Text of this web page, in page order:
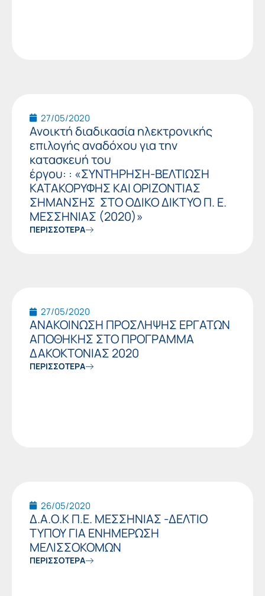
27/05/2020
Ανοικτή διαδικασία ηλεκτρονικής
επιλογής αναδόχου για την
κατασκευή του
έργου: : «ΣΥΝΤΗΡΗΣΗ-ΒΕΛΤΙΩΣΗ
ΚΑΤΑΚΟΡΥΦΗΣ ΚΑΙ ΟΡΙΖΟΝΤΙΑΣ
ΣΗΜΑΝΣΗΣ ΣΤΟ ΟΔΙΚΟ ΔΙΚΤΥΟ Π. Ε.
ΜΕΣΣΗΝΙΑΣ (2020)»
ΠΕΡΙΣΣΟΤΕΡΑ
27/05/2020
ΑΝΑΚΟΙΝΩΣΗ ΠΡΟΣΛΗΨΗΣ ΕΡΓΑΤΩΝ
ΑΠΟΘΗΚΗΣ ΣΤΟ ΠΡΟΓΡΑΜΜΑ
ΔΑΚΟΚΤΟΝΙΑΣ 2020
ΠΕΡΙΣΣΟΤΕΡΑ
26/05/2020
Δ.Α.Ο.Κ Π.Ε. ΜΕΣΣΗΝΙΑΣ -ΔΕΛΤΙΟ
ΤΥΠΟΥ ΓΙΑ ΕΝΗΜΕΡΩΣΗ
ΜΕΛΙΣΣΟΚΟΜΩΝ
ΠΕΡΙΣΣΟΤΕΡΑ